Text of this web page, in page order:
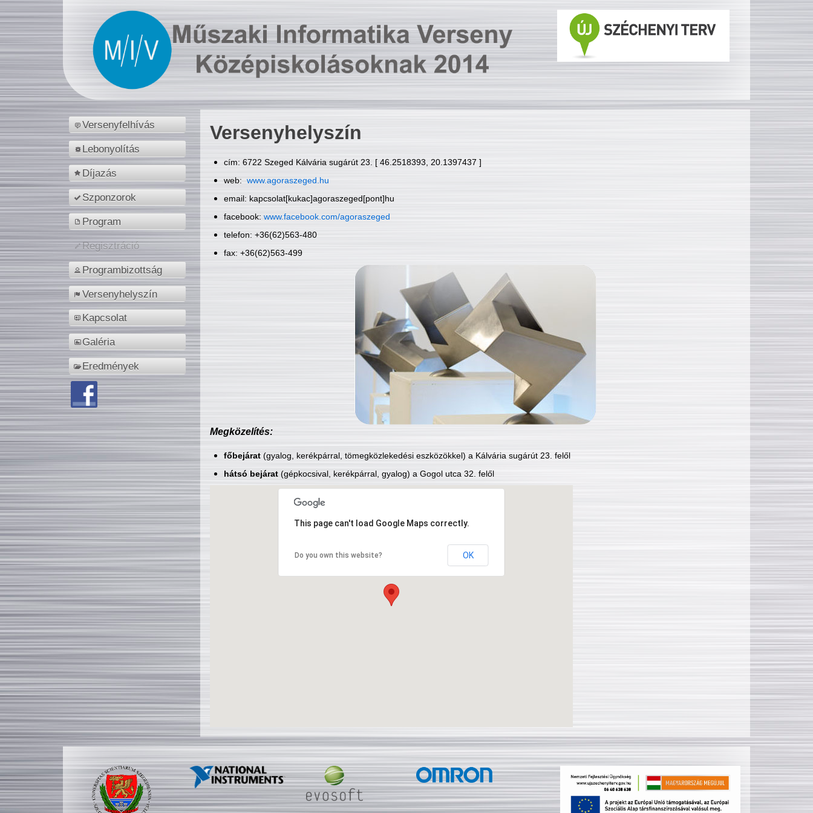
Versenyfelhívás
Lebonyolítás
Díjazás
Szponzorok
Program
Regisztráció
Programbizottság
Versenyhelyszín
Kapcsolat
Galéria
Eredmények
Versenyhelyszín
cím: 6722 Szeged Kálvária sugárút 23. [ 46.2518393, 20.1397437 ]
web: www.agoraszeged.hu
email: kapcsolat[kukac]agoraszeged[pont]hu
facebook: www.facebook.com/agoraszeged
telefon: +36(62)563-480
fax: +36(62)563-499
Megközelítés:
főbejárat(gyalog, kerékpárral, tömegközlekedési eszközökkel) a Kálvária sugárút 23. felől
hátsó bejárat(gépkocsival, kerékpárral, gyalog) a Gogol utca 32. felől
This page can't load Google Maps correctly.
Do you own this website? OK